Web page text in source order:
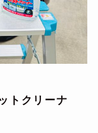
トクリーナ